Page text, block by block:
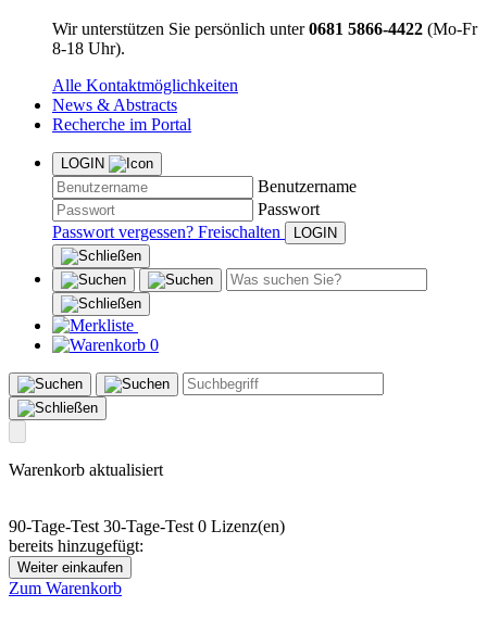
Wir unterstützen Sie persönlich unter0681 5866-4422 (Mo-Fr
8-18 Uhr).
Alle Kontaktmöglichkeiten
News & Abstracts
Recherche im Portal
LOGIN
Benutzername
Passwort
Passwort vergessen? Freischalten
0
Warenkorb aktualisiert
90-Tage-Test 30-Tage-Test 0 Lizenz(en)
bereits hinzugefügt:
Weiter einkaufen
Zum Warenkorb